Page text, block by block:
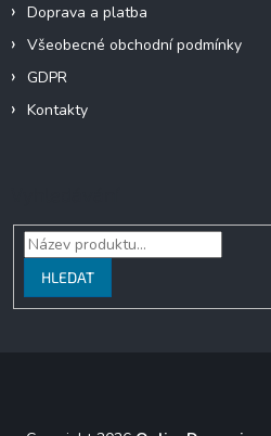
Doprava a platba
Všeobecné obchodní podmínky
GDPR
Kontakty
HLEDAT